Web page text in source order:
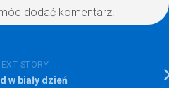
dodać komentarz.
STORY
w biały dzień